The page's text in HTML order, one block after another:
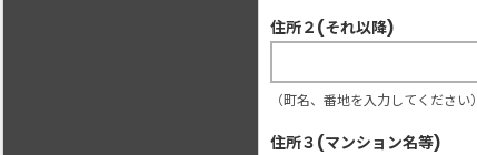
住所２(それ以降)
（町名、番地を入力してください）
住所３(マンション名等)